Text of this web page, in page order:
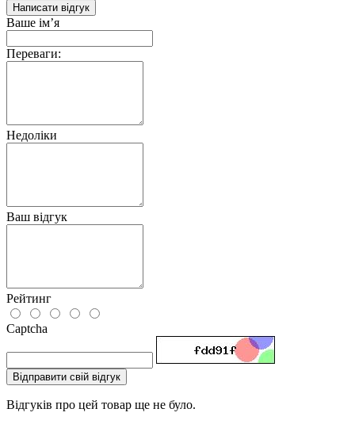
Написати відгук
Ваше ім’я
Переваги:
Недоліки
Ваш відгук
Рейтинг
Captcha
Відправити свій відгук
Відгуків про цей товар ще не було.